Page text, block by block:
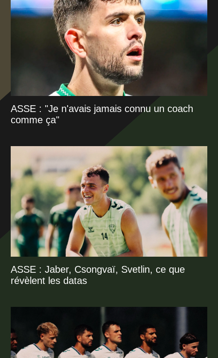
ASSE : "Je n'avais jamais connu un coach
comme ça"
ASSE : Jaber, Csongvaï, Svetlin, ce que
révèlent les datas